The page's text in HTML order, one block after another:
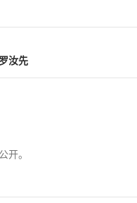
汝先
开。